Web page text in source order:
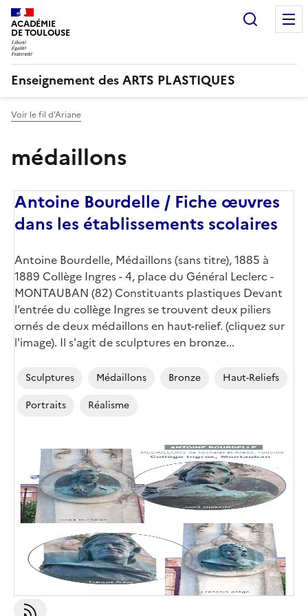
ACADÉMIE
DE TOULOUSE
Enseignement des ARTS PLASTIQUES
Voir le fil d’Ariane
médaillons
Antoine Bourdelle / Fiche œuvres
dans les établissements scolaires
Antoine Bourdelle, Médaillons (sans titre), 1885 à
1889 Collège Ingres - 4, place du Général Leclerc -
MONTAUBAN (82) Constituants plastiques Devant
l’entrée du collège Ingres se trouvent deux piliers
ornés de deux médaillons en haut-relief. (cliquez sur
l'image). Il s'agit de sculptures en bronze...
Sculptures Médaillons Bronze
Haut-Reliefs
Portraits
Réalisme